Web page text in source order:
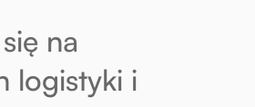
na
logistyki i